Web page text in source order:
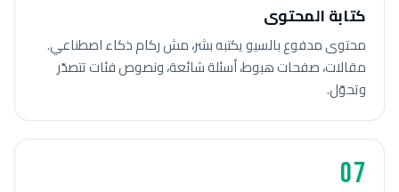
كتابة المحتوى
محتوى مدفوع بالسيو يكتبه بشر، مش ركام ذكاء اصطناعي.
مقالات، صفحات هبوط، أسئلة شائعة، ونصوص فئات تتصدّر
وتحوّل.
07